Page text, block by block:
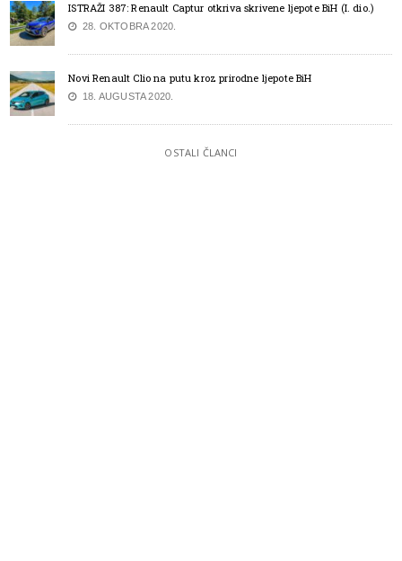
ISTRAŽI 387: Renault Captur otkriva skrivene ljepote BiH (I. dio.)
28. OKTOBRA 2020.
Novi Renault Clio na putu kroz prirodne ljepote BiH
18. AUGUSTA 2020.
OSTALI ČLANCI